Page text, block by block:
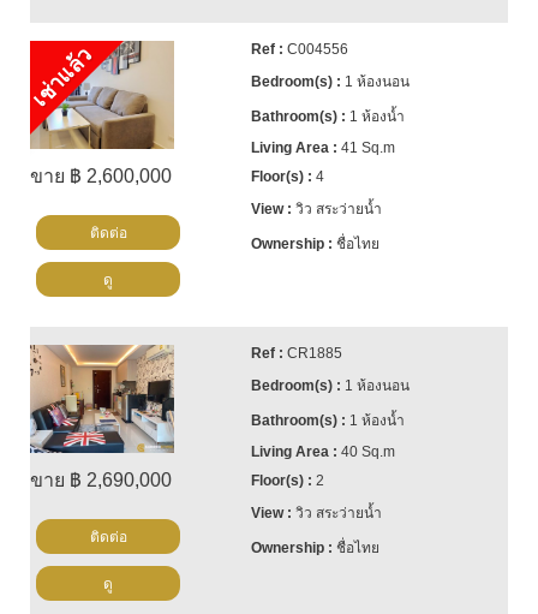
เช่าแล้ว
ขาย ฿ 2,600,000
C004556
1 ห้องนอน
1 ห้องน้ำ
41 Sq.m
4
วิว สระว่ายน้ำ
ชื่อไทย
ติดต่อ
ดู
ขาย ฿ 2,690,000
CR1885
1 ห้องนอน
1 ห้องน้ำ
40 Sq.m
2
วิว สระว่ายน้ำ
ชื่อไทย
ติดต่อ
ดู